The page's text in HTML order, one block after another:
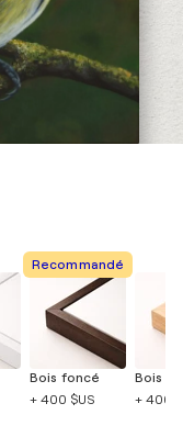
Recommandé
Bois foncé
+ 400 $US
Bois
+ 400